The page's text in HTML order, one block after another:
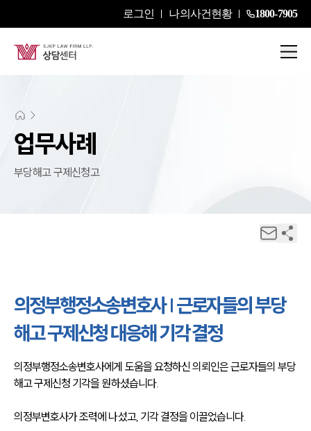
로그인 나의사건현황 1800-7905
업무사례
부당해고 구제신청고
의정부행정소송변호사 | 근로자들의 부당
해고 구제신청 대응해 기각 결정
의정부행정소송변호사에게 도움을 요청하신 의뢰인은 근로자들의 부당
해고 구제신청 기각을 원하셨습니다.
의정부변호사가 조력에 나섰고, 기각 결정을 이끌었습니다.